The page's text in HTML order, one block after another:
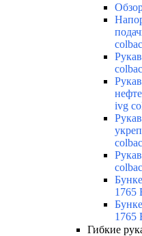
ivg
1765
1765
Гибкие